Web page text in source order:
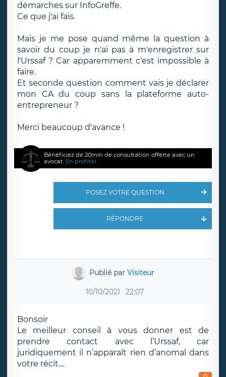
démarches sur InfoGreffe.
Ce que j'ai fais.
Mais je me pose quand même la question à
savoir du coup je n'ai pas à m'enregistrer sur
l'Urssaf ? Car apparemment c'est impossible à
faire.
Et seconde question comment vais je déclarer
mon CA du coup sans la plateforme auto-
entrepreneur ?
Merci beaucoup d'avance !
Bénéficiez de 20min de consultation offerte avec un
avocat. En profiter
POSEZ VOTRE QUESTION
RÉPONDRE
Publié parVisiteur
10/10/2021 22:07
Bonsoir
Le meilleur conseil à vous donner est de
prendre contact avec l’Urssaf, car
juridiquement il n’apparaît rien d’anomal dans
votre récit....